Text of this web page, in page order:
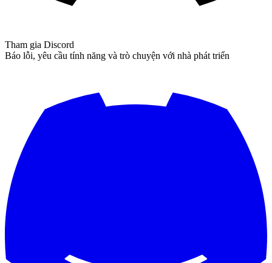
Tham gia Discord
Báo lỗi, yêu cầu tính năng và trò chuyện với nhà phát triển